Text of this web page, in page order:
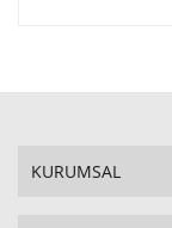
KURUMSAL